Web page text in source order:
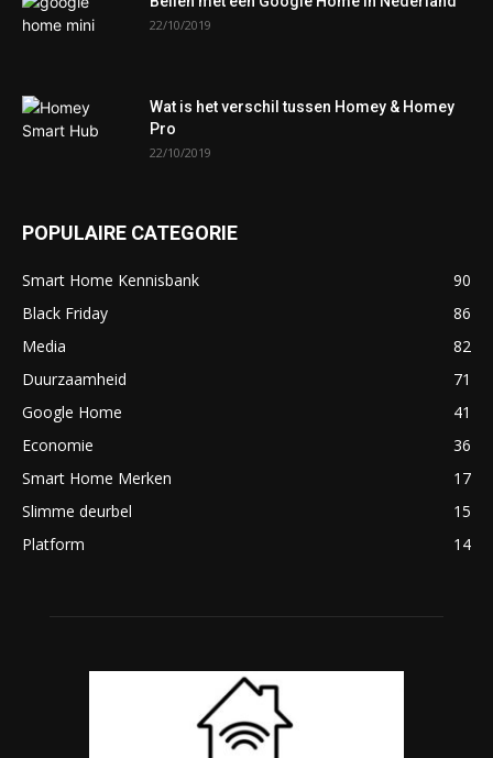
22/10/2019
Wat is het verschil tussen Homey & Homey
Pro
22/10/2019
POPULAIRE CATEGORIE
Smart Home Kennisbank
90
Black Friday
86
Media
82
Duurzaamheid
71
Google Home
41
Economie
36
Smart Home Merken
17
Slimme deurbel
15
Platform
14